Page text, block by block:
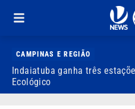
CAMPINAS E REGIÃO
Indaiatuba ganha três
Ecológico